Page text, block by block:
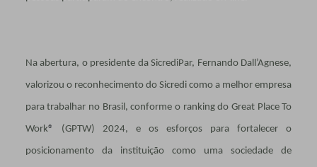
Na abertura, o presidente da SicrediPar, Fernando Dall’Agnese,
valorizou o reconhecimento do Sicredi como a melhor empresa
para trabalhar no Brasil, conforme o ranking do Great Place To
Work® (GPTW) 2024, e os esforços para fortalecer o
posicionamento da instituição como uma sociedade de